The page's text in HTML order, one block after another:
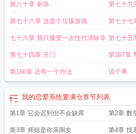
第八十章 刺杀 第七十九
第七十八章 这是个垃圾游戏 第七十七
七十六章 我只接受一次性付清除非 第七十五
第七十四章 开门 第167章
第166章 还有一个办法 说个事
我的恋爱系统要满仓章节列表
第1章 它会迟到但不会缺席 第2章 数
第3章 师姐是你亲闺女 第4章 找